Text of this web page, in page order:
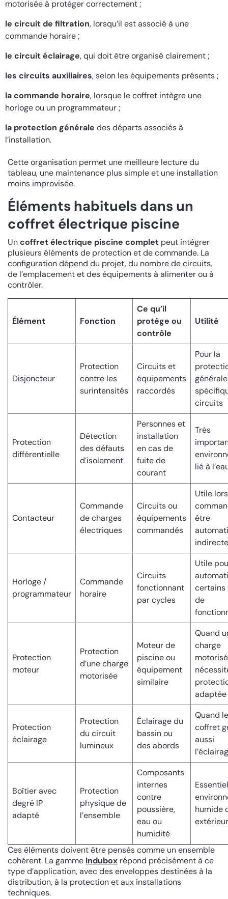
motorisée à protéger correctement ;
le circuit de filtration, lorsqu’il est associé à une
commande horaire ;
le circuit éclairage, qui doit être organisé clairement ;
les circuits auxiliaires, selon les équipements présents ;
la commande horaire, lorsque le coffret intègre une
horloge ou un programmateur ;
la protection générale des départs associés à
l’installation.
Cette organisation permet une meilleure lecture du
tableau, une maintenance plus simple et une installation
moins improvisée.
Éléments habituels dans un
coffret électrique piscine
Uncoffret électrique piscine complet peut intégrer
plusieurs éléments de protection et de commande. La
configuration dépend du projet, du nombre de circuits,
de l’emplacement et des équipements à alimenter ou à
contrôler.
Élément Fonction
Ce qu’il
protège ou
contrôle
Utilité
Disjoncteur
Protection
contre les
surintensités
Circuits et
équipements
raccordés
Pour la
circuits
Protection
différentielle
Détection
des défauts
d’isolement
Personnes et
installation
en cas de
fuite de
courant
Très
lié à
Contacteur
Commande
de charges
électriques
Circuits ou
équipements
commandés
Utile
être
indirecte
Horloge /
programmateur
Commande
horaire
Circuits
fonctionnant
par cycles
Utile
certains
de
Protection
moteur
Protection
d’une charge
motorisée
Moteur de
piscine ou
équipement
similaire
Quand
charge
adaptée
Protection
éclairage
Protection
du circuit
lumineux
Éclairage du
bassin ou
des abords
Quand le
coffret
aussi
Boîtier avec
degré IP
adapté
Protection
physique de
l’ensemble
Composants
internes
contre
poussière,
eau ou
humidité
humide
extérieur
Ces éléments doivent être pensés comme un ensemble
cohérent. La gamme Indubox répond précisément à ce
type d’application, avec des enveloppes destinées à la
distribution, à la protection et aux installations
techniques.